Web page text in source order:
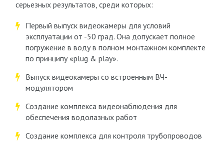
серьезных результатов, среди которых:
Первый выпуск видеокамеры для условий
эксплуатации от -50 град. Она допускает полное
погружение в воду в полном монтажном комплекте
по принципу «plug & play».
Выпуск видеокамеры со встроенным ВЧ-
модулятором
Создание комплекса видеонаблюдения для
обеспечения водолазных работ
Создание комплекса для контроля трубопроводов